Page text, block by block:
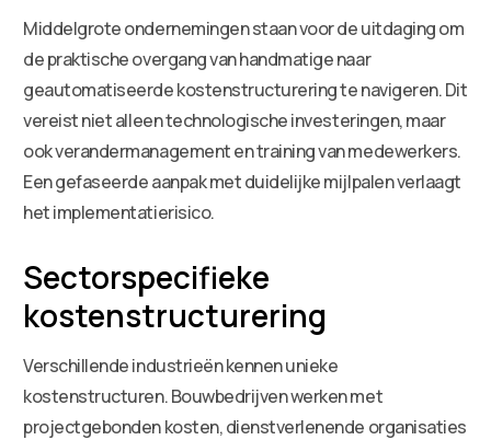
Middelgrote ondernemingen staan voor de uitdaging om
de praktische overgang van handmatige naar
geautomatiseerde kostenstructurering te navigeren. Dit
vereist niet alleen technologische investeringen, maar
ook verandermanagement en training van medewerkers.
Een gefaseerde aanpak met duidelijke mijlpalen verlaagt
het implementatierisico.
Sectorspecifieke
kostenstructurering
Verschillende industrieën kennen unieke
kostenstructuren. Bouwbedrijven werken met
projectgebonden kosten, dienstverlenende organisaties